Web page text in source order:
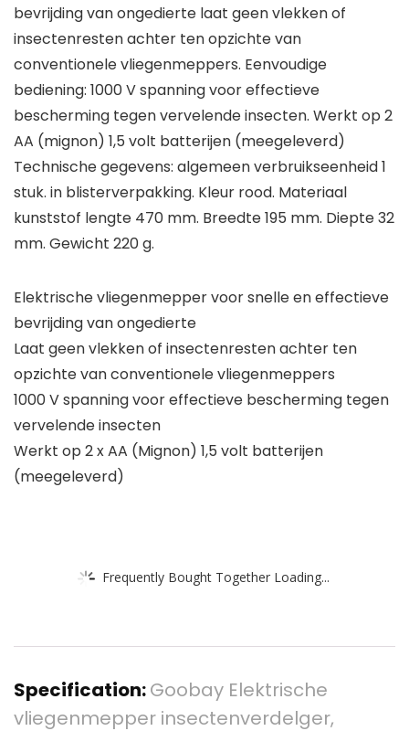
bevrijding van ongedierte laat geen vlekken of
insectenresten achter ten opzichte van
conventionele vliegenmeppers. Eenvoudige
bediening: 1000 V spanning voor effectieve
bescherming tegen vervelende insecten. Werkt op 2
AA (mignon) 1,5 volt batterijen (meegeleverd)
Technische gegevens: algemeen verbruikseenheid 1
stuk. in blisterverpakking. Kleur rood. Materiaal
kunststof lengte 470 mm. Breedte 195 mm. Diepte 32
mm. Gewicht 220 g.
Elektrische vliegenmepper voor snelle en effectieve
bevrijding van ongedierte
Laat geen vlekken of insectenresten achter ten
opzichte van conventionele vliegenmeppers
1000 V spanning voor effectieve bescherming tegen
vervelende insecten
Werkt op 2 x AA (Mignon) 1,5 volt batterijen
(meegeleverd)
Frequently Bought Together Loading...
Specification:Goobay Elektrische
vliegenmepper insectenverdelger,